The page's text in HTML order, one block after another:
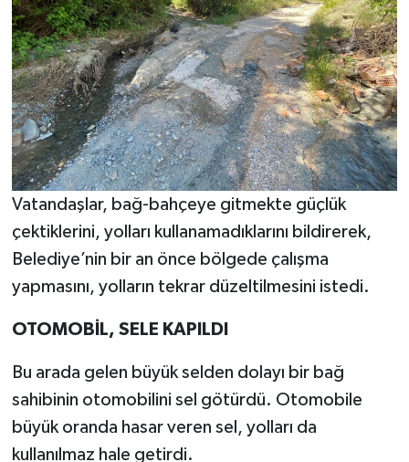
Vatandaşlar, bağ-bahçeye gitmekte güçlük
çektiklerini, yolları kullanamadıklarını bildirerek,
Belediye’nin bir an önce bölgede çalışma
yapmasını, yolların tekrar düzeltilmesini istedi.
OTOMOBİL, SELE KAPILDI
Bu arada gelen büyük selden dolayı bir bağ
sahibinin otomobilini sel götürdü. Otomobile
büyük oranda hasar veren sel, yolları da
kullanılmaz hale getirdi.